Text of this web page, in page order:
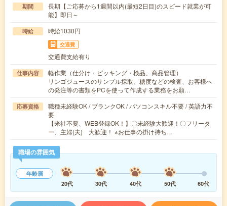
期間
長期【ご応募から1週間以内(最短2日目)のスピード就業が可
能】即日～
時給 時給1030円
交通費
交通費支給有り
仕事内容
軽作業（仕分け・ピッキング・検品、商品管理）
リンゴジュースのサンプル採取、糖度などの検査、お客様へ
の発注等の書類をPCを使って作成する業務をお願…
応募資格
職種未経験OK / ブランクOK / パソコンスキル不要 / 英語力不
要
【来社不要、WEB登録OK！】〇未経験大歓迎！〇フリータ
ー、主婦(夫) 大歓迎！ ※お仕事の掛け持ち…
職場の雰囲気
年齢層
20代
30代 40代 50代 60代